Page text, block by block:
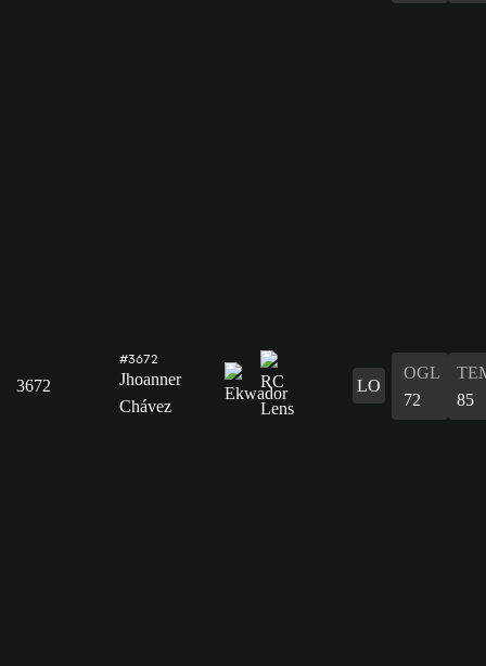
3672
#3672
Jhoanner
Chávez
LO
OGL
72
85